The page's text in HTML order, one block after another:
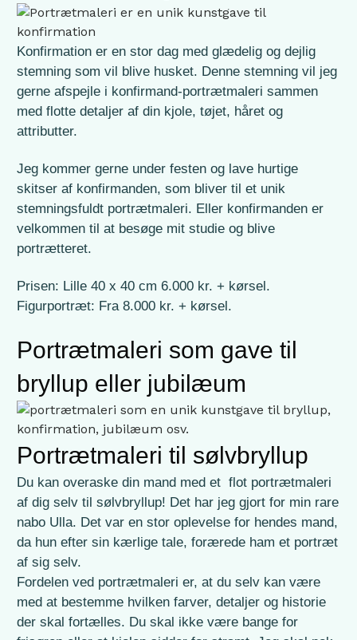
Konfirmation er en stor dag med glædelig og dejlig
stemning som vil blive husket. Denne stemning vil jeg
gerne afspejle i konfirmand-portrætmaleri sammen
med flotte detaljer af din kjole, tøjet, håret og
attributter.
Jeg kommer gerne under festen og lave hurtige
skitser af konfirmanden, som bliver til et unik
stemningsfuldt portrætmaleri. Eller konfirmanden er
velkommen til at besøge mit studie og blive
portrætteret.
Prisen: Lille 40 x 40 cm 6.000 kr. + kørsel.
Figurportræt: Fra 8.000 kr. + kørsel.
Portrætmaleri som gave til
bryllup eller jubilæum
Portrætmaleri til sølvbryllup
Du kan overaske din mand med et flot portrætmaleri
af dig selv til sølvbryllup! Det har jeg gjort for min rare
nabo Ulla. Det var en stor oplevelse for hendes mand,
da hun efter sin kærlige tale, forærede ham et portræt
af sig selv.
Fordelen ved portrætmaleri er, at du selv kan være
med at bestemme hvilken farver, detaljer og historie
der skal fortælles. Du skal ikke være bange for